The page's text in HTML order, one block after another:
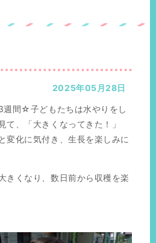
2025年05月28日
週間☆子どもたちは水やりをし
て、「大きくなってきた！」
変化に気付き、生長を楽しみに
きくなり、数日前から収穫を楽